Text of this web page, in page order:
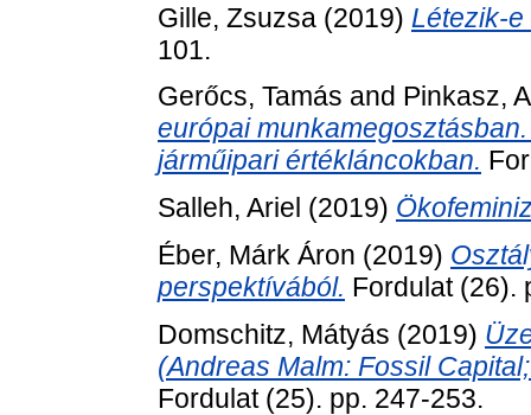
Gille, Zsuzsa (2019) Létezik-
101.
Gerőcs, Tamás and Pinkasz,
európai
járműipari értékláncokban.
Salleh, Ariel (2019)
Éber, Márk Áron (2019)
perspektívából. Fordulat (26).
Domschitz, Mátyás (2019)
(Andreas Malm: Fossil
Fordulat (25). pp. 247-253.